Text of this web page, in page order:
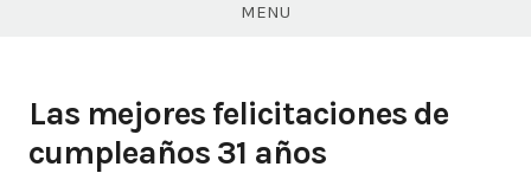
MENU
Las mejores felicitaciones de
cumpleaños 31 años